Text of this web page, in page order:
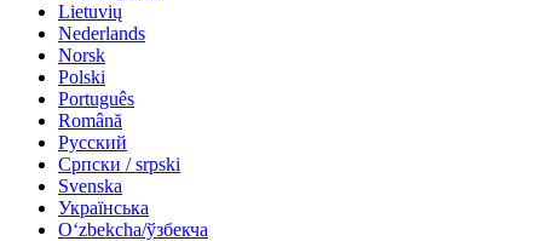
Lietuvių
Nederlands
Norsk
Polski
Português
Română
Русский
Српски / srpski
Svenska
Українська
Oʻzbekcha/ўзбекча